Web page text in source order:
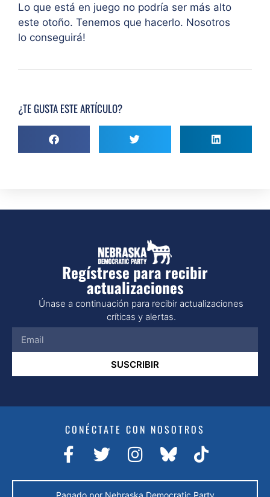
Lo que está en juego no podría ser más alto
este otoño. Tenemos que hacerlo. Nosotros
lo conseguirá!
¿TE GUSTA ESTE ARTÍCULO?
Regístrese para recibir
actualizaciones
Únase a continuación para recibir actualizaciones
críticas y alertas.
SUSCRIBIR
CONÉCTATE CON NOSOTROS